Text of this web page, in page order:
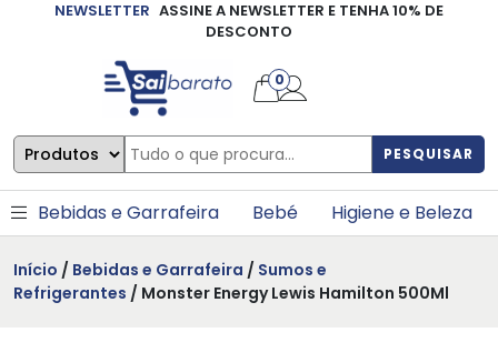
NEWSLETTER ASSINE A NEWSLETTER E TENHA 10% DE
DESCONTO
PESQUISAR
0
Bebidas e Garrafeira Bebé Higiene e Beleza
Início / Bebidas e Garrafeira / Sumos e
Refrigerantes / Monster Energy Lewis Hamilton 500Ml